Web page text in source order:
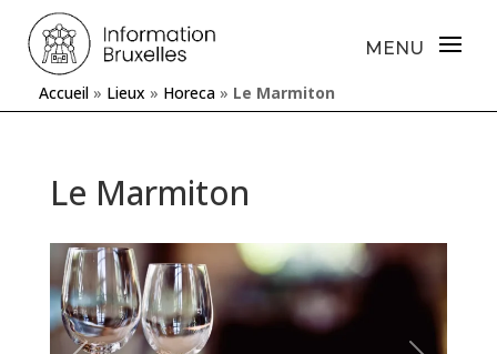
Accueil » Lieux » Horeca » Le Marmiton
Le Marmiton